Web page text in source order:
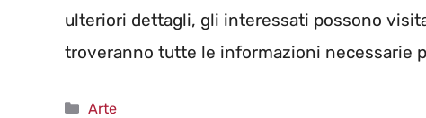
ulteriori dettagli, gli interessati possono
troveranno tutte le informazioni necessarie
Categorie
Arte